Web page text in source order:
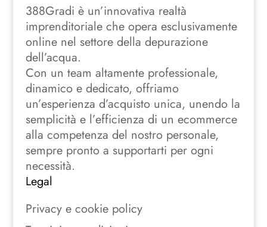
388Gradi è un’innovativa realtà
imprenditoriale che opera esclusivamente
online nel settore della depurazione
dell’acqua.
Con un team altamente professionale,
dinamico e dedicato, offriamo
un’esperienza d’acquisto unica, unendo la
semplicità e l’efficienza di un ecommerce
alla competenza del nostro personale,
sempre pronto a supportarti per ogni
necessità.
Legal
Privacy e cookie policy